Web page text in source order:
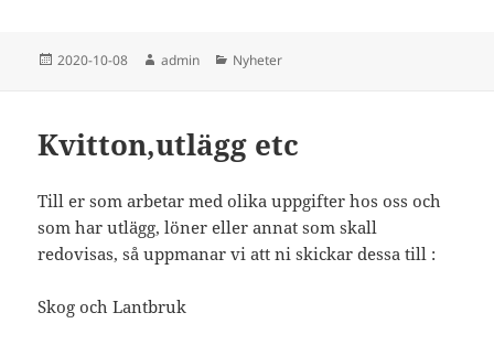
Postat
2020-10-08 Författare
admin Kategorier
Nyheter
Kvitton,utlägg etc
Till er som arbetar med olika uppgifter hos oss och
som har utlägg, löner eller annat som skall
redovisas, så uppmanar vi att ni skickar dessa till :
Skog och Lantbruk